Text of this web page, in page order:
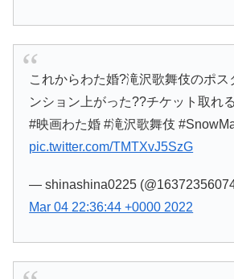
これからわた婚?滝沢歌舞伎のポス
ンション上がった??チケット取れ
#映画わた婚 #滝沢歌舞伎
pic.twitter.com/TMTXvJ5SzG
— shinashina0225
Mar 04 22:36:44 +0000 2022